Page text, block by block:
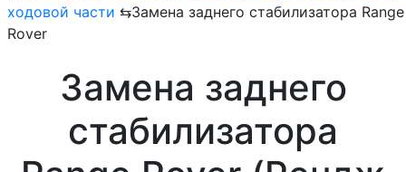
ходовой части ⇆Замена заднего стабилизатора Range
Rover
Замена заднего
стабилизатора